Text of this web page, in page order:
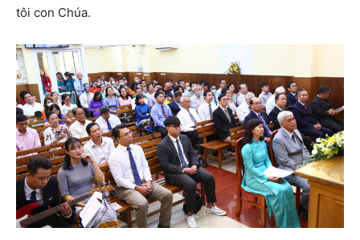
tôi con Chúa.